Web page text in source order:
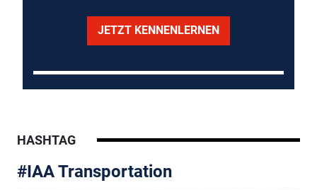
JETZT KENNENLERNEN
HASHTAG
#IAA Transportation